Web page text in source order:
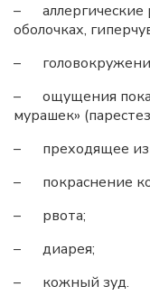
– аллергические
оболочках,
–
– ощущения
мурашек»
– преходящее
– покраснение
– рвота;
– диарея;
– кожный зуд.